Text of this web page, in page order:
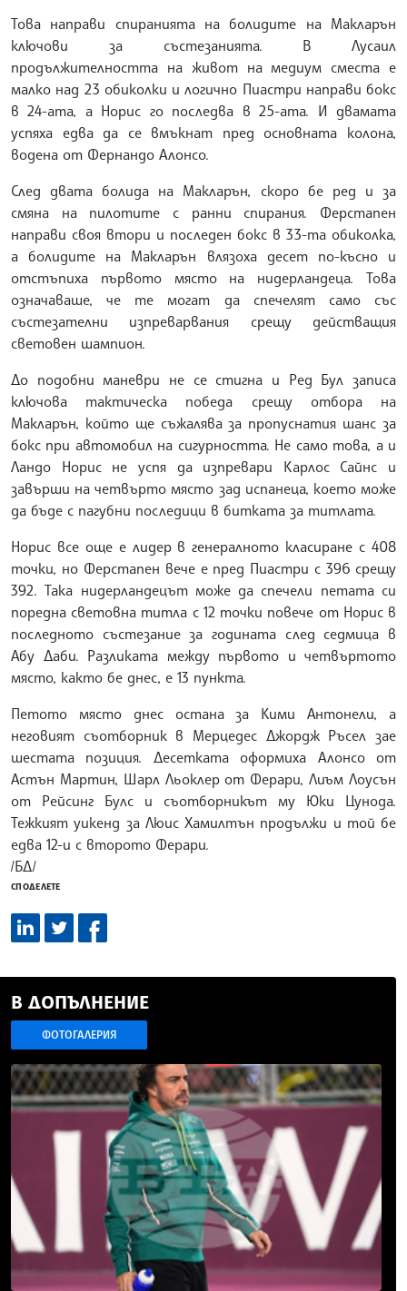
Това направи спиранията на болидите на Макларън
ключови за състезанията. В Лусаил
продължителността на живот на медиум сместа е
малко над 23 обиколки и логично Пиастри направи бокс
в 24-ата, а Норис го последва в 25-ата. И двамата
успяха едва да се вмъкнат пред основната колона,
водена от Фернандо Алонсо.
След двата болида на Макларън, скоро бе ред и за
смяна на пилотите с ранни спирания. Ферстапен
направи своя втори и последен бокс в 33-та обиколка,
а болидите на Макларън влязоха десет по-късно и
отстъпиха първото място на нидерландеца. Това
означаваше, че те могат да спечелят само със
състезателни изпреварвания срещу действащия
световен шампион.
До подобни маневри не се стигна и Ред Бул записа
ключова тактическа победа срещу отбора на
Макларън, който ще съжалява за пропуснатия шанс за
бокс при автомобил на сигурността. Не само това, а и
Ландо Норис не успя да изпревари Карлос Сайнс и
завърши на четвърто място зад испанеца, което може
да бъде с пагубни последици в битката за титлата.
Норис все още е лидер в генералното класиране с 408
точки, но Ферстапен вече е пред Пиастри с 396 срещу
392. Така нидерландецът може да спечели петата си
поредна световна титла с 12 точки повече от Норис в
последното състезание за годината след седмица в
Абу Даби. Разликата между първото и четвъртото
място, както бе днес, е 13 пункта.
Петото място днес остана за Кими Антонели, а
неговият съотборник в Мерцедес Джордж Ръсел зае
шестата позиция. Десетката оформиха Алонсо от
Астън Мартин, Шарл Льоклер от Ферари, Лиъм Лоусън
от Рейсинг Булс и съотборникът му Юки Цунода.
Тежкият уикенд за Люис Хамилтън продължи и той бе
едва 12-и с второто Ферари.
/БД/
СПОДЕЛЕТЕ
В ДОПЪЛНЕНИЕ
ФОТОГАЛЕРИЯ